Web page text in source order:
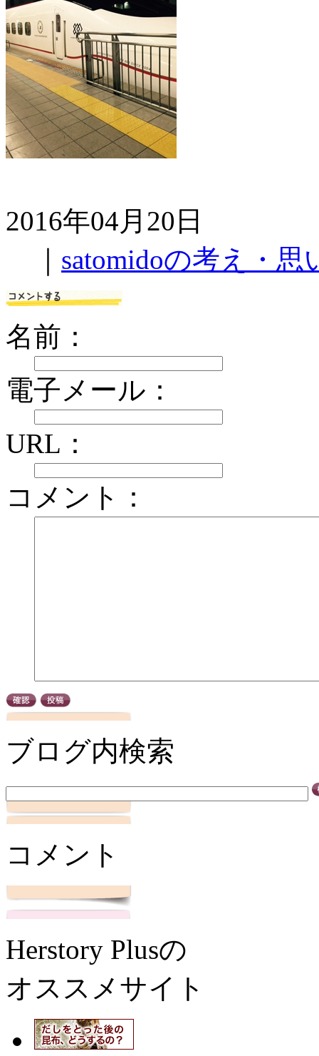
2016年04月20日
satomidoの考え・思
名前：
電子メール：
URL：
コメント：
ブログ内検索
コメント
Herstory Plusの
オススメサイト